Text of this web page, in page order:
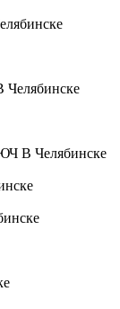
В Челябинске